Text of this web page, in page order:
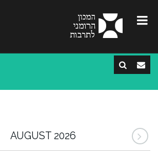
AUGUST 2026